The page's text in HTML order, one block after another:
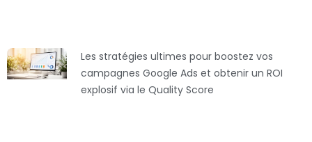
Les stratégies ultimes pour boostez vos
campagnes Google Ads et obtenir un ROI
explosif via le Quality Score